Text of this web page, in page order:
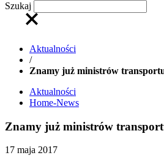
Szukaj
Aktualności
/
Znamy już ministrów
Aktualności
Home-News
Znamy już ministrów
17 maja 2017